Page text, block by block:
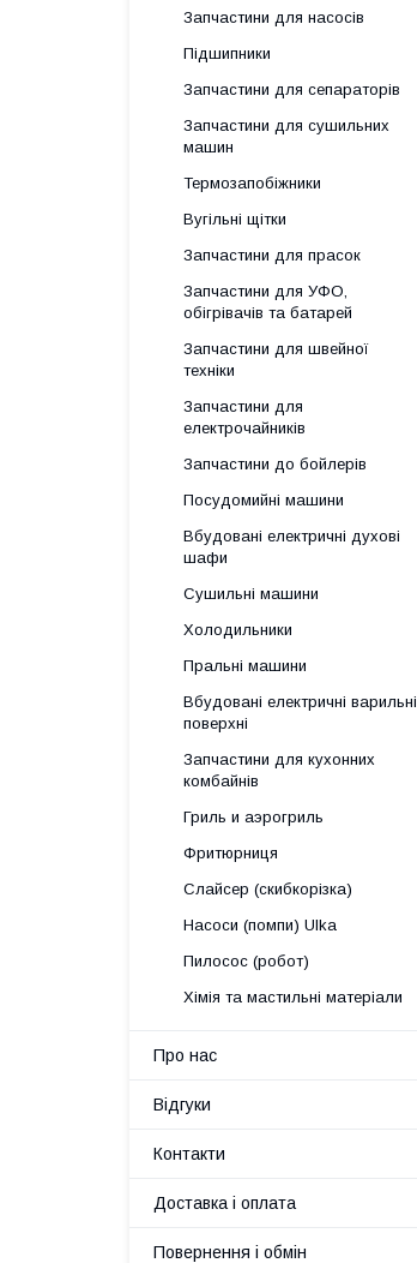
Запчастини для насосів
Підшипники
Запчастини для сепараторів
Запчастини для сушильних
машин
Термозапобіжники
Вугільні щітки
Запчастини для прасок
Запчастини для УФО,
обігрівачів та батарей
Запчастини для швейної
техніки
Запчастини для
електрочайників
Запчастини до бойлерів
Посудомийні машини
Вбудовані електричні духові
шафи
Сушильні машини
Холодильники
Пральні машини
Вбудовані електричні варильні
поверхні
Запчастини для кухонних
комбайнів
Гриль и аэрогриль
Фритюрниця
Слайсер (скибкорізка)
Насоси (помпи) Ulka
Пилосос (робот)
Хімія та мастильні матеріали
Про нас
Відгуки
Контакти
Доставка і оплата
Повернення і обмін